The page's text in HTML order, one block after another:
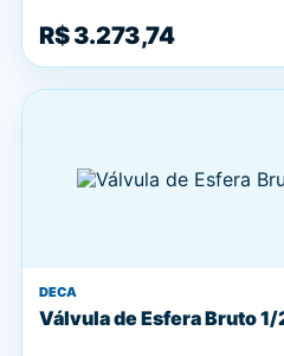
R$ 3.273,74
DECA
Válvula de Esfera Bruto 1/